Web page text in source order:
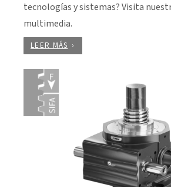
tecnologías y sistemas? Visita
multimedia.
LEER MÁS